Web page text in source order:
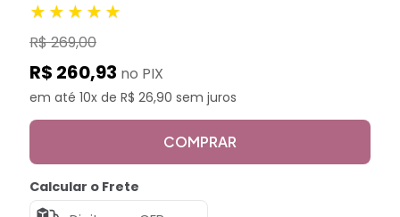
★★★★★
R$ 269,00
R$ 260,93 no PIX
em até 10x de R$ 26,90 sem juros
COMPRAR
Calcular o Frete